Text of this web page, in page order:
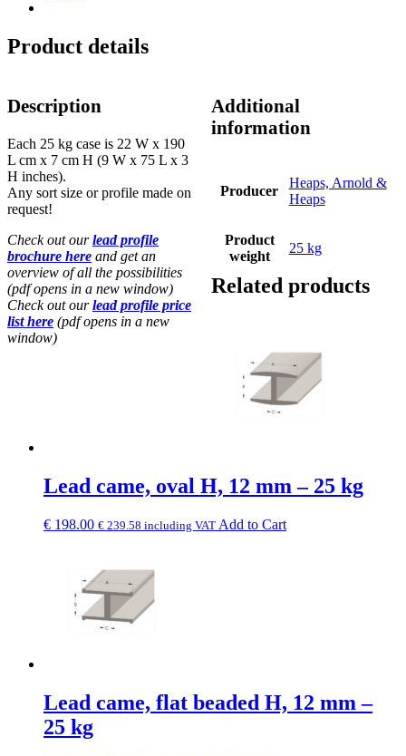
-
25
Product details
Description
Each 25 kg case is 22 W x 190
L cm x 7 cm H (9 W x 75 L x 3
H inches).
Any sort size or profile made on
request!
Check out ourlead profile
brochure here and get an
overview of all the possibilities
(pdf opens in a new window)
Check out ourlead profile price
list here (pdf opens in a new
window)
Additional
information
Producer
Heaps, Arnold &
Heaps
Product
weight
25 kg
Related products
Lead came, oval H, 12 mm – 25 kg
€ 198.00 € 239.58 including VAT Add to Cart
Lead came, flat beaded H, 12 mm –
25 kg